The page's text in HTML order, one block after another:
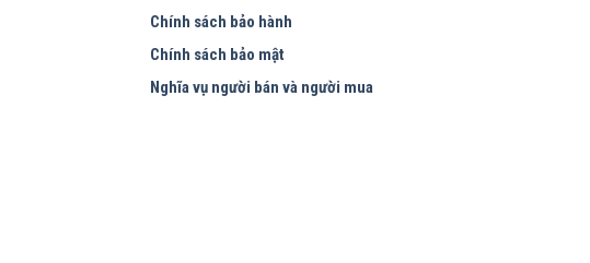
Chính sách bảo hành
Chính sách bảo mật
Nghĩa vụ người bán và người mua